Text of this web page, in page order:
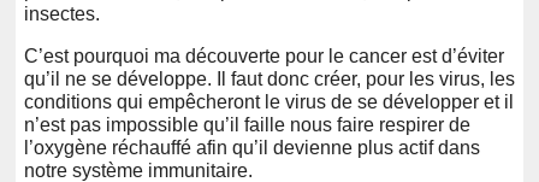
insectes.
C’est pourquoi ma découverte pour le cancer est d’éviter
qu’il ne se développe. Il faut donc créer, pour les virus, les
conditions qui empêcheront le virus de se développer et il
n’est pas impossible qu’il faille nous faire respirer de
l’oxygène réchauffé afin qu’il devienne plus actif dans
notre système immunitaire.